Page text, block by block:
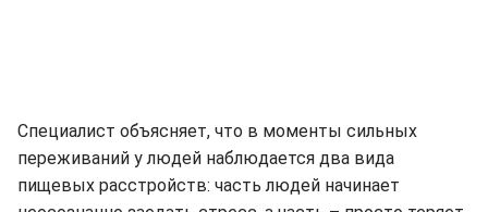
Специалист объясняет, что в моменты сильных
переживаний у людей наблюдается два вида
пищевых расстройств: часть людей начинает